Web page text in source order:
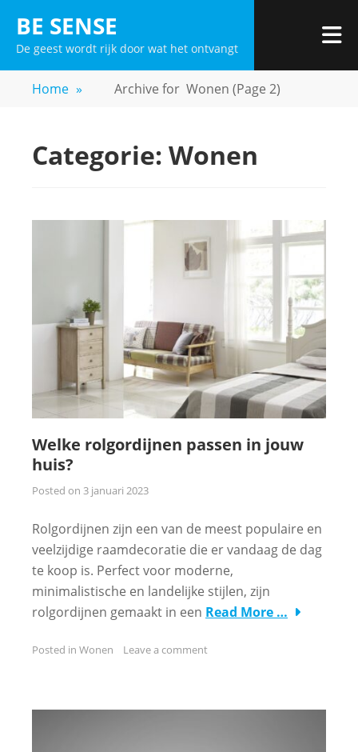
content
BE SENSE
De geest wordt rijk door wat het ontvangt
Home » Archive for Wonen (Page 2)
Categorie: Wonen
Welke rolgordijnen passen in jouw
huis?
Posted on 3 januari 2023
Rolgordijnen zijn een van de meest populaire en
veelzijdige raamdecoratie die er vandaag de dag
te koop is. Perfect voor moderne,
minimalistische en landelijke stijlen, zijn
rolgordijnen gemaakt in een Read More …
Posted in Wonen Leave a comment